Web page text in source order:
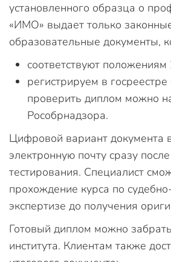
установленного образца о
«ИМО» выдает только
образовательные документы,
соответствуют
регистрируем в
проверить диплом можно
Рособрнадзора.
Цифровой вариант документа
электронную почту сразу
тестирования. Специалист
прохождение курса по
экспертизе до получения
Готовый диплом можно
института. Клиентам также